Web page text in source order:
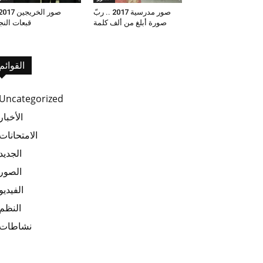
قبعات
صور مدرسية 2017 .. ربّ
صورة أبلغ من ألف كلمة
القوائم
Uncategorized
الأخبار
الامتحانات
الجديد
الصور
الفيديو
النظم
نشاطات